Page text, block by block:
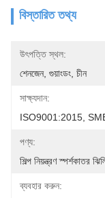
বিস্তারিত তথ্য
উৎপত্তি স্থল:
শেনজেন, গুয়াংডং, চীন
সাক্ষ্যদান:
ISO9001:2015,
পণ্য:
শিল্প নিয়ন্ত্রণ স্পর্শকাতর
ব্যবহার করুন: